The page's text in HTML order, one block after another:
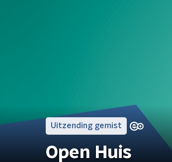
Uitzending gemist
Open Huis